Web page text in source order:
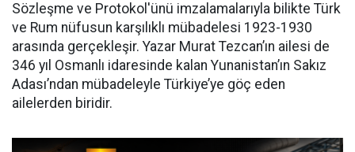
Sözleşme ve Protokol'ünü imzalamalarıyla bilikte Türk
ve Rum nüfusun karşılıklı mübadelesi 1923-1930
arasında gerçekleşir. Yazar Murat Tezcan’ın ailesi de
346 yıl Osmanlı idaresinde kalan Yunanistan’ın Sakız
Adası’ndan mübadeleyle Türkiye’ye göç eden
ailelerden biridir.